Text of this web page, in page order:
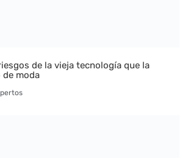
de la vieja tecnología que la
de moda